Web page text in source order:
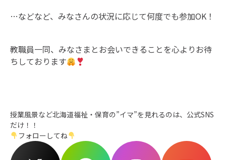
…などなど、みなさんの状況に応じて何度でも参加OK！
教職員一同、みなさまとお会いできることを心よりお待
ちしております
授業風景など北海道福祉・保育の”イマ”を見れるのは、公式SNS
だけ！！
フォローしてね